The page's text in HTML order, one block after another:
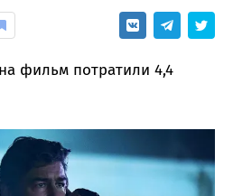
фильм потратили 4,4